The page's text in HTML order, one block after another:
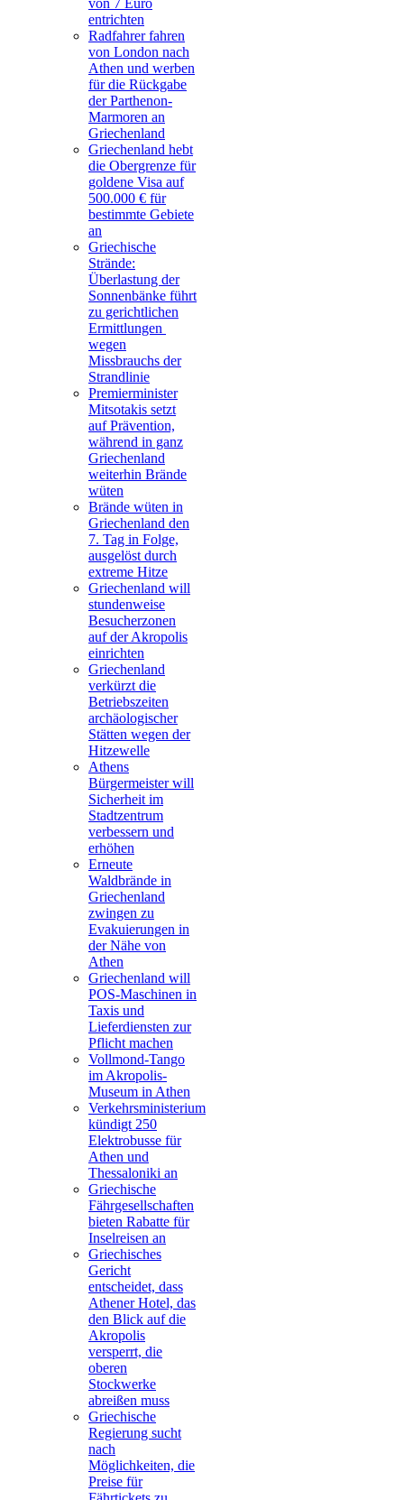
von 7 Euro
entrichten
Radfahrer fahren
von London nach
Athen und werben
für die Rückgabe
der Parthenon-
Marmoren an
Griechenland
Griechenland hebt
die Obergrenze für
goldene Visa auf
500.000 € für
bestimmte Gebiete
an
Griechische
Strände:
Überlastung der
Sonnenbänke führt
zu gerichtlichen
Ermittlungen
wegen
Missbrauchs der
Strandlinie
Premierminister
Mitsotakis setzt
auf Prävention,
während in ganz
Griechenland
weiterhin Brände
wüten
Brände wüten in
Griechenland den
7. Tag in Folge,
ausgelöst durch
extreme Hitze
Griechenland will
stundenweise
Besucherzonen
auf der Akropolis
einrichten
Griechenland
verkürzt die
Betriebszeiten
archäologischer
Stätten wegen der
Hitzewelle
Athens
Bürgermeister will
Sicherheit im
Stadtzentrum
verbessern und
erhöhen
Erneute
Waldbrände in
Griechenland
zwingen zu
Evakuierungen in
der Nähe von
Athen
Griechenland will
POS-Maschinen in
Taxis und
Lieferdiensten zur
Pflicht machen
Vollmond-Tango
im Akropolis-
Museum in Athen
Verkehrsministerium
kündigt 250
Elektrobusse für
Athen und
Thessaloniki an
Griechische
Fährgesellschaften
bieten Rabatte für
Inselreisen an
Griechisches
Gericht
entscheidet, dass
Athener Hotel, das
den Blick auf die
Akropolis
versperrt, die
oberen
Stockwerke
abreißen muss
Griechische
Regierung sucht
nach
Möglichkeiten, die
Preise für